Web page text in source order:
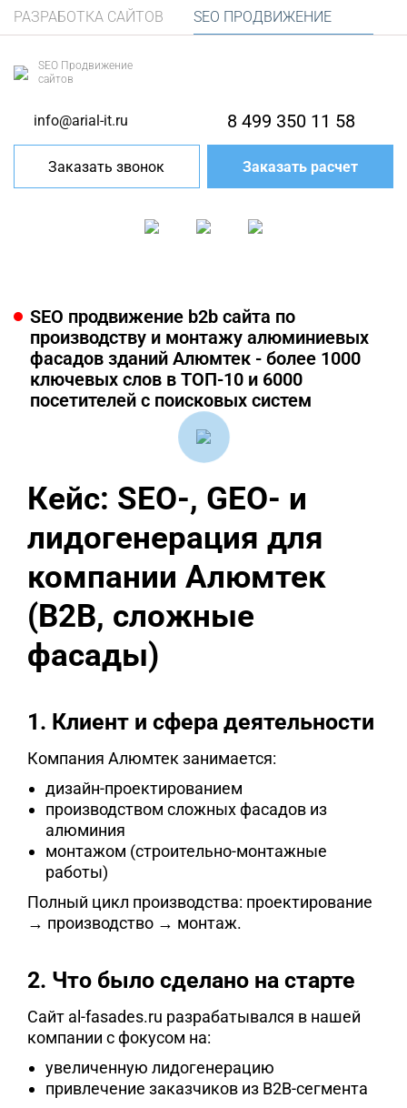
РАЗРАБОТКА САЙТОВ SEO ПРОДВИЖЕНИЕ
SEO Продвижение
сайтов
info@arial-it.ru
Заказать звонок
8 499 350 11 58
Заказать расчет
SEO продвижение b2b сайта по
производству и монтажу алюминиевых
фасадов зданий Алюмтек - более 1000
ключевых слов в ТОП-10 и 6000
посетителей с поисковых систем
Кейс: SEO-, GEO- и
лидогенерация для
компании Алюмтек
(B2B, сложные
фасады)
1. Клиент и сфера деятельности
Компания Алюмтек занимается:
дизайн-проектированием
производством сложных фасадов из
алюминия
монтажом (строительно-монтажные
работы)
Полный цикл производства: проектирование
→ производство → монтаж.
2. Что было сделано на старте
Сайт al-fasades.ru разрабатывался в нашей
компании с фокусом на:
увеличенную лидогенерацию
привлечение заказчиков из B2B-сегмента